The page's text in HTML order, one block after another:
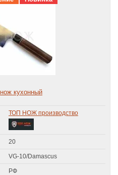
кухонный
ТОП НОЖ производство
20
VG-10/Damascus
РФ